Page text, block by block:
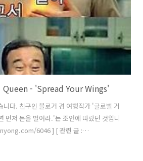
Queen - 'Spread Your Wings'
니다. 친구인 블로거 겸 여행작가 '글로벌 거
먼저 돈을 벌어라.'는 조언에 따랐던 것입니
6046 ] [ 관련 글 :